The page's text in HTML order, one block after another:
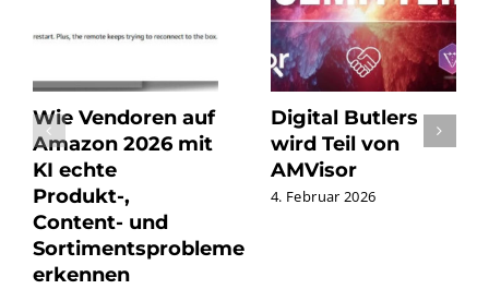
Wie Vendoren auf
Amazon 2026 mit
KI echte
Produkt-,
Content- und
Sortimentsprobleme
erkennen
Digital Butlers
wird Teil von
AMVisor
4. Februar 2026